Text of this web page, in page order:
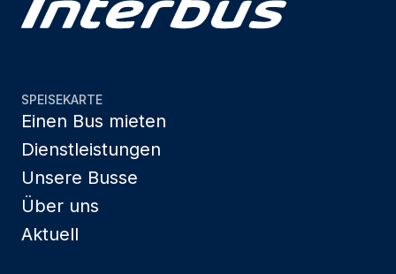
SPEISEKARTE
Einen Bus mieten
Dienstleistungen
Unsere Busse
Über uns
Aktuell